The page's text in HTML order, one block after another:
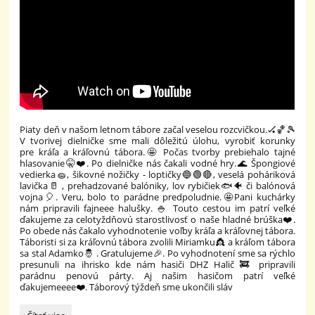
Piaty deň v našom letnom tábore začal veselou rozcvičkou.🏑🏀🎾
V tvorivej dielničke sme mali dôležitú úlohu, vyrobiť korunky
pre kráľa a kráľovnú tábora.🤩 Počas tvorby prebiehalo tajné
hlasovanie🤫❤️. Po dielničke nás čakali vodné hry.🌊 Špongiové
vedierka🧽, šikovné nožičky - loptičky🔵🟢🔴, veselá poháriková
lavička🥛 , prehadzované balóniky, lov rybičiek🐟🐠 či balónová
vojna🎈. Veru, bolo to parádne predpoludnie.🤩Pani kuchárky
nám pripravili fajneee halušky. 🍚 Touto cestou im patrí veľké
ďakujeme za celotyždňovú starostlivosť o naše hladné brúška❤️.
Po obede nás čakalo vyhodnotenie voľby kráľa a kráľovnej tábora.
Táboristi si za kráľovnú tábora zvolili Miriamku👸 a kráľom tábora
sa stal Adamko🤴 . Gratulujeme🎉. Po vyhodnotení sme sa rýchlo
presunuli na ihrisko kde nám hasiči DHZ Halič 🚒 pripravili
parádnu penovú párty. Aj našim hasičom patrí veľké
ďakujemeeee❤️. Táborový týždeň sme ukončili sláv